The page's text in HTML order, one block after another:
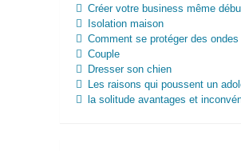
Créer votre business même
Isolation maison
Comment se protéger des
Couple
Dresser son chien
Les raisons qui poussent un
la solitude avantages et